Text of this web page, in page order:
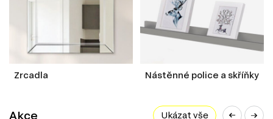
Zrcadla Nástěnné police a skříňky
Akce Ukázat vše